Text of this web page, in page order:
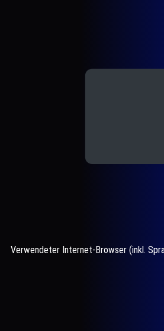
Verwendeter Internet-Browser (inkl.